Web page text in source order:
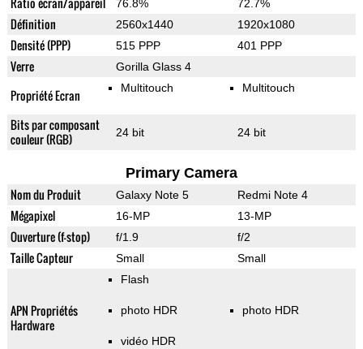
76.8% 72.7%
Définition 2560x1440 1920x1080
Densité (PPP) 515 PPP 401 PPP
Verre Gorilla Glass 4
Propriété Ecran Multitouch Multitouch
Bits par composant
couleur (RGB)
24 bit 24 bit
Primary Camera
Nom du Produit Galaxy Note 5 Redmi Note 4
Mégapixel 16-MP 13-MP
Ouverture (f-stop) f/1.9 f/2
Taille Capteur Small Small
APN Propriétés
Hardware
Flash
photo HDR
vidéo HDR
photo HDR